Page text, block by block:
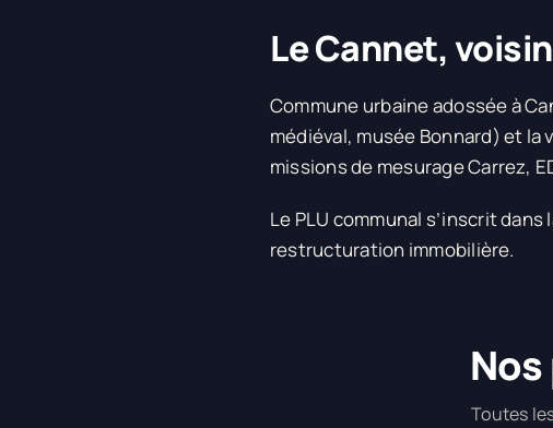
Le Cannet,
Commune urbaine adossée à
médiéval, musée Bonnard) et
missions de mesurage Carrez,
Le PLU communal s’inscrit
restructuration immobilière.
Toutes